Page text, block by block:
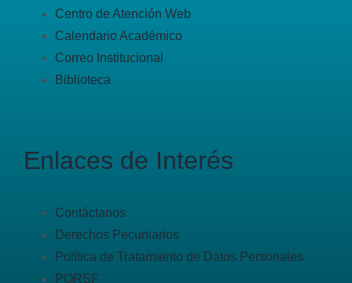
Centro de Atención Web
Calendario Académico
Correo Institucional
Biblioteca
Enlaces de Interés
Contáctanos
Derechos Pecuniarios
Política de Tratamiento de Datos Personales
PQRSF